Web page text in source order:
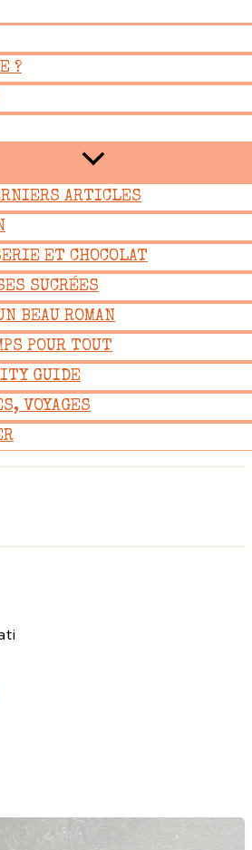
?
ARTICLES
ET CHOCOLAT
SUCRÉES
BEAU ROMAN
POUR TOUT
GUIDE
VOYAGES